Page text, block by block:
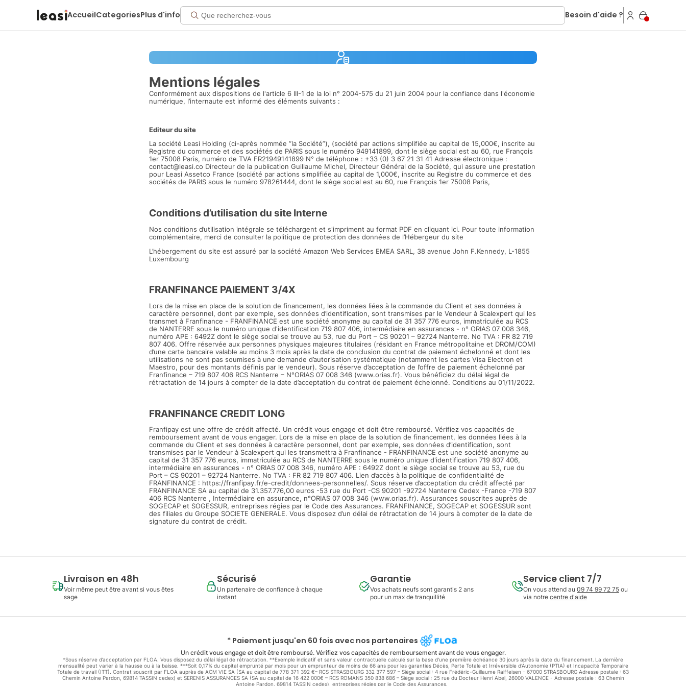
AccueilCategoriesPlus d'info Besoin d'aide ?
Mentions légales
Conformément aux dispositions de l'article 6 III-1 de la loi n° 2004-575 du 21 juin 2004 pour la confiance dans l'économie
numérique, l’internaute est informé des éléments suivants :
Editeur du site
La société Leasi Holding (ci-après nommée “la Société”), (société par actions simplifiée au capital de 15,000€, inscrite au
Registre du commerce et des sociétés de PARIS sous le numéro 949141899, dont le siège social est au 60, rue François
1er 75008 Paris, numéro de TVA FR21949141899 N° de téléphone : +33 (0) 3 67 21 31 41 Adresse électronique :
contact@leasi.co Directeur de la publication Guillaume Michel, Directeur Général de la Société, qui assure une prestation
pour Leasi Assetco France (société par actions simplifiée au capital de 1,000€, inscrite au Registre du commerce et des
sociétés de PARIS sous le numéro 978261444, dont le siège social est au 60, rue François 1er 75008 Paris,
Conditions d’utilisation du site Interne
Nos conditions d’utilisation intégrale se téléchargent et s'impriment au format PDF en cliquant ici. Pour toute information
complémentaire, merci de consulter la politique de protection des données de l’Hébergeur du site
L’hébergement du site est assuré par la société Amazon Web Services EMEA SARL, 38 avenue John F.Kennedy, L-1855
Luxembourg
FRANFINANCE PAIEMENT 3/4X
Lors de la mise en place de la solution de financement, les données liées à la commande du Client et ses données à
caractère personnel, dont par exemple, ses données d’identification, sont transmises par le Vendeur à Scalexpert qui les
transmet à Franfinance - FRANFINANCE est une société anonyme au capital de 31 357 776 euros, immatriculée au RCS
de NANTERRE sous le numéro unique d'identification 719 807 406, intermédiaire en assurances - n° ORIAS 07 008 346,
numéro APE : 6492Z dont le siège social se trouve au 53, rue du Port – CS 90201 – 92724 Nanterre. No TVA : FR 82 719
807 406. Offre réservée aux personnes physiques majeures titulaires (résidant en France métropolitaine et DROM/COM)
d’une carte bancaire valable au moins 3 mois après la date de conclusion du contrat de paiement échelonné et dont les
utilisations ne sont pas soumises à une demande d’autorisation systématique (notamment les cartes Visa Electron et
Maestro, pour des montants définis par le vendeur). Sous réserve d’acceptation de l’offre de paiement échelonné par
Franfinance – 719 807 406 RCS Nanterre – N°ORIAS 07 008 346 (www.orias.fr). Vous bénéficiez du délai légal de
rétractation de 14 jours à compter de la date d’acceptation du contrat de paiement échelonné. Conditions au 01/11/2022.
FRANFINANCE CREDIT LONG
Franfipay est une offre de crédit affecté. Un crédit vous engage et doit être remboursé. Vérifiez vos capacités de
remboursement avant de vous engager. Lors de la mise en place de la solution de financement, les données liées à la
commande du Client et ses données à caractère personnel, dont par exemple, ses données d’identification, sont
transmises par le Vendeur à Scalexpert qui les transmettra à Franfinance - FRANFINANCE est une société anonyme au
capital de 31 357 776 euros, immatriculée au RCS de NANTERRE sous le numéro unique d'identification 719 807 406,
intermédiaire en assurances - n° ORIAS 07 008 346, numéro APE : 6492Z dont le siège social se trouve au 53, rue du
Port – CS 90201 – 92724 Nanterre. No TVA : FR 82 719 807 406. Lien d’accès à la politique de confidentialité de
FRANFINANCE : https://franfipay.fr/e-credit/donnees-personnelles/. Sous réserve d’acceptation du crédit affecté par
FRANFINANCE SA au capital de 31.357.776,00 euros -53 rue du Port -CS 90201 -92724 Nanterre Cedex -France -719 807
406 RCS Nanterre , Intermédiaire en assurance, n°ORIAS 07 008 346 (www.orias.fr). Assurances souscrites auprès de
SOGECAP et SOGESSUR, entreprises régies par le Code des Assurances. FRANFINANCE, SOGECAP et SOGESSUR sont
des filiales du Groupe SOCIETE GENERALE. Vous disposez d’un délai de rétractation de 14 jours à compter de la date de
signature du contrat de crédit.
Livraison en 48h
Voir même peut être avant si vous êtes
sage
Sécurisé
Un partenaire de confiance à chaque
instant
Garantie
Vos achats neufs sont garantis 2 ans
pour un max de tranquillité
Service client 7/7
On vous attend au 09 74 99 72 75 ou
via notre centre d'aide
* Paiement jusqu'en 60 fois avec nos partenaires
Un crédit vous engage et doit être remboursé. Vérifiez vos capacités de remboursement avant de vous engager.
*Sous réserve d’acceptation par FLOA. Vous disposez du délai légal de rétractation. **Exemple indicatif et sans valeur contractuelle calculé sur la base d'une première échéance 30 jours après la date du financement. La dernière
mensualité peut varier à la hausse ou à la baisse. ***Soit 0,17% du capital emprunté par mois pour un emprunteur de moins de 66 ans pour les garanties Décès, Perte Totale et Irréversible d'Autonomie (PTIA) et Incapacité Temporaire
Totale de travail (ITT). Contrat souscrit par FLOA auprès de ACM VIE SA (SA au capital de 778 371 392 €– RCS STRASBOURG 332 377 597 – Siège social : 4 rue Frédéric-Guillaume Raiffeisen - 67000 STRASBOURG Adresse postale : 63
Chemin Antoine Pardon, 69814 TASSIN cedex) et SERENIS ASSURANCES SA (SA au capital de 16 422 000€ – RCS ROMANS 350 838 686 – Siège social : 25 rue du Docteur Henri Abel, 26000 VALENCE - Adresse postale : 63 Chemin
Antoine Pardon, 69814 TASSIN cedex), entreprises régies par le Code des Assurances.